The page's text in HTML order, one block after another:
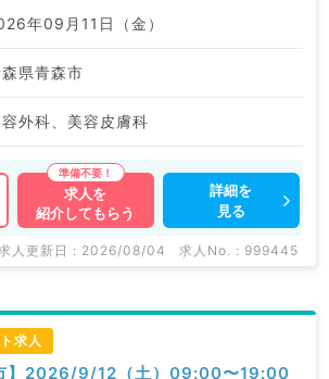
年09月11日（金）
県青森市
容外科、美容皮膚科
求人を
紹介してもらう
詳細を
見る
人更新日 : 2026/08/04 求人No. : 999445
求人
市】2026/9/12（土）09:00〜19:00